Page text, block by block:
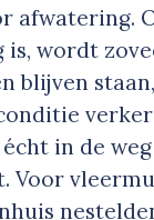
afwatering.
is, wordt
blijven
in de
Voor